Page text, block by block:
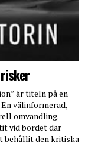
är titeln på en
välinformerad,
omvandling.
vid bordet där
behållit den kritiska